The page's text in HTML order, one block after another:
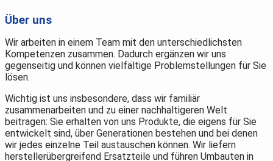
Über uns
Wir arbeiten in einem Team mit den unterschiedlichsten
Kompetenzen zusammen. Dadurch ergänzen wir uns
gegenseitig und können vielfältige Problemstellungen für Sie
lösen.
Wichtig ist uns insbesondere, dass wir familiär
zusammenarbeiten und zu einer nachhaltigeren Welt
beitragen: Sie erhalten von uns Produkte, die eigens für Sie
entwickelt sind, über Generationen bestehen und bei denen
wir jedes einzelne Teil austauschen können. Wir liefern
herstellerübergreifend Ersatzteile und führen Umbauten in